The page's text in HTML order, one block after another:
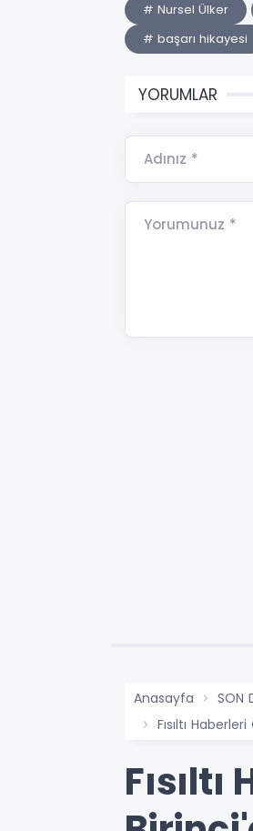
# Nursel Ülker
# başarı hikayesi
YORUMLAR
Adınız *
Yorumunuz *
Anasayfa
SON
Fısıltı